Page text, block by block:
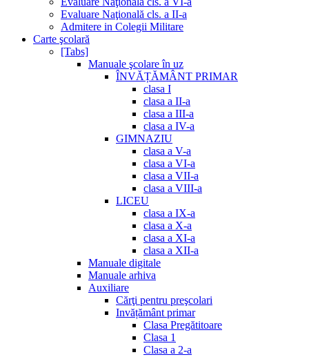
Evaluare Naţională cls. a II-a
Admitere in Colegii Militare
Carte şcolară
[Tabs]
Manuale şcolare în uz
ÎNVĂȚĂMÂNT PRIMAR
clasa I
clasa a II-a
clasa a III-a
clasa a IV-a
GIMNAZIU
clasa a V-a
clasa a VI-a
clasa a VII-a
clasa a VIII-a
LICEU
clasa a IX-a
clasa a X-a
clasa a XI-a
clasa a XII-a
Manuale digitale
Manuale arhiva
Auxiliare
Cărţi pentru preşcolari
Invățământ primar
Clasa Pregătitoare
Clasa 1
Clasa a 2-a